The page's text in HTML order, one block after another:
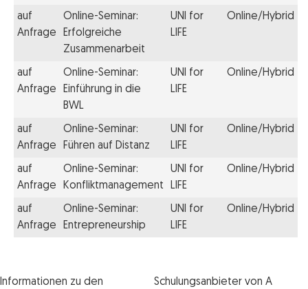
auf
Anfrage
Online-Seminar:
Erfolgreiche
Zusammenarbeit
UNI for
LIFE
Online/Hybrid
auf
Anfrage
Online-Seminar:
Einführung in die
BWL
UNI for
LIFE
Online/Hybrid
auf
Anfrage
Online-Seminar:
Führen auf Distanz
UNI for
LIFE
Online/Hybrid
auf
Anfrage
Online-Seminar:
Konfliktmanagement
UNI for
LIFE
Online/Hybrid
auf
Anfrage
Online-Seminar:
Entrepreneurship
UNI for
LIFE
Online/Hybrid
Informationen zu den
Schulungsanbieter von A